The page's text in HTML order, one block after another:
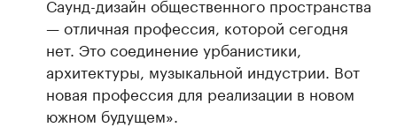
— отличная профессия, которой сегодня
нет. Это соединение урбанистики,
архитектуры, музыкальной индустрии. Вот
новая профессия для реализации в новом
южном будущем».